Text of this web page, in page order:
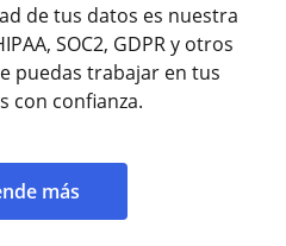
de tus datos es nuestra
SOC2, GDPR y otros
puedas trabajar en tus
con confianza.
más